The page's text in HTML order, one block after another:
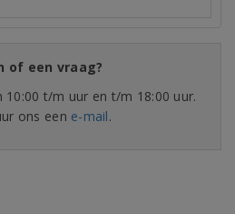
of een vraag?
10:00 t/m uur en t/m 18:00 uur.
ons een e-mail.